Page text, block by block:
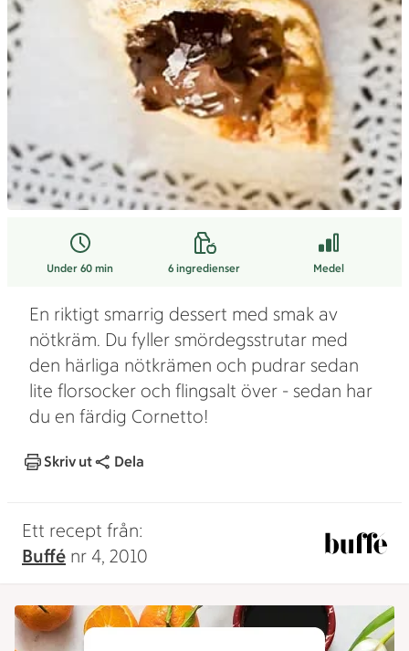
Under 60 min 6ingredienser Medel
En riktigt smarrig dessert med smak av
nötkräm. Du fyller smördegsstrutar med
den härliga nötkrämen och pudrar sedan
lite florsocker och flingsalt över - sedan har
du en färdig Cornetto!
Skriv ut Dela
Ett recept från:
Buffé nr 4, 2010